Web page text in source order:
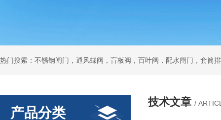
热门搜索：不锈钢闸门，通风蝶阀，盲板阀，百叶阀，配水闸门，套筒
产品分类
技术文章 /